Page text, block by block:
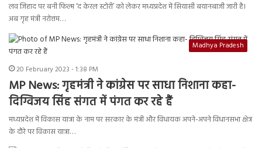
लव जिहाद पर बनी फिल्म ‘द केरल स्टोरी’ को लेकर मध्यप्रदेश में सियासी बयानबाजी जारी है।
अब गृह मंत्री नरोत्तम…
Madhya Pradesh
20 February 2023 - 1:38 PM
MP News: गृहमंत्री ने कांग्रेस पर साधा निशाना कहा-
दिग्विजय सिंह संगत में पंगत कर रहे हैं
मध्यप्रदेश में विकास यात्रा के नाम पर सरकार के मंत्री और विधायक अपने-अपने विधानसभा क्षेत्र
के दौरे पर विकास यात्रा…